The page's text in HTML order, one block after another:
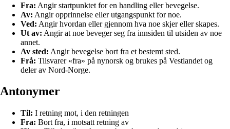
Fra: Angir startpunktet for en handling eller bevegelse.
Av: Angir opprinnelse eller utgangspunkt for noe.
Ved: Angir hvordan eller gjennom hva noe skjer eller skapes.
Ut av: Angir at noe beveger seg fra innsiden til utsiden av noe
annet.
Av sted: Angir bevegelse bort fra et bestemt sted.
Frå: Tilsvarer «fra» på nynorsk og brukes på Vestlandet og
deler av Nord-Norge.
Antonymer
Til: I retning mot, i den retningen
Fra: Bort fra, i motsatt retning av